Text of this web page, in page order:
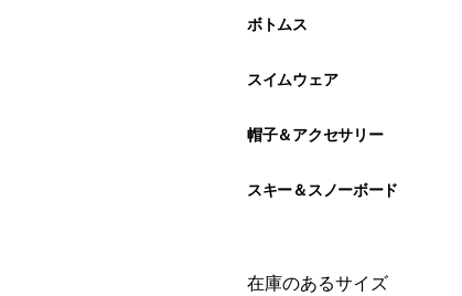
ボトムス
スイムウェア
帽子＆アクセサリー
スキー＆スノーボード
絞り込み
在庫のあるサイズ